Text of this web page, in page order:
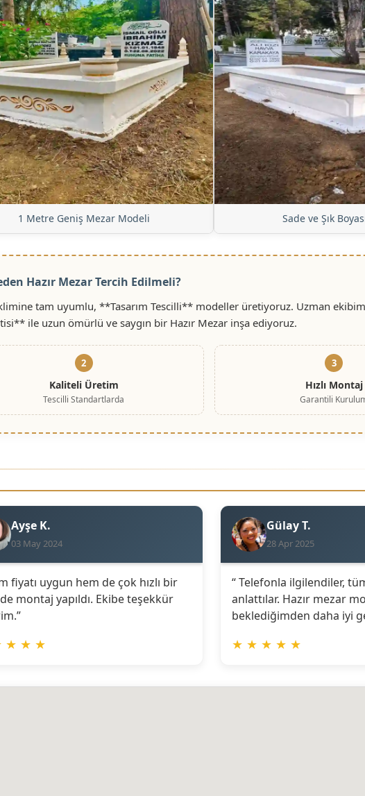
1 Metre Geniş Mezar Modeli Sade ve Şık
Hazır Mezar Tercih Edilmeli?
tam uyumlu, **Tasarım Tescilli** modeller üretiyoruz. Uzman
ile uzun ömürlü ve saygın bir Hazır Mezar inşa ediyoruz.
2
Kaliteli Üretim
Tescilli Standartlarda
3
Hızlı Montaj
Garantili
Ayşe K.
03 May 2024
fiyatı uygun hem de çok hızlı bir
montaj yapıldı. Ekibe teşekkür
★ ★ ★
Gülay T.
28 Apr 2025
“ Telefonla ilgilendiler,
anlattılar. Hazır mezar
beklediğimden daha iyi
★ ★ ★ ★ ★